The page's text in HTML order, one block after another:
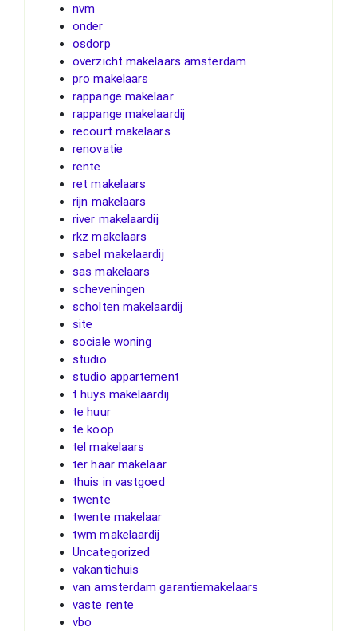
nvm
onder
osdorp
overzicht makelaars amsterdam
pro makelaars
rappange makelaar
rappange makelaardij
recourt makelaars
renovatie
rente
ret makelaars
rijn makelaars
river makelaardij
rkz makelaars
sabel makelaardij
sas makelaars
scheveningen
scholten makelaardij
site
sociale woning
studio
studio appartement
t huys makelaardij
te huur
te koop
tel makelaars
ter haar makelaar
thuis in vastgoed
twente
twente makelaar
twm makelaardij
Uncategorized
vakantiehuis
van amsterdam garantiemakelaars
vaste rente
vbo